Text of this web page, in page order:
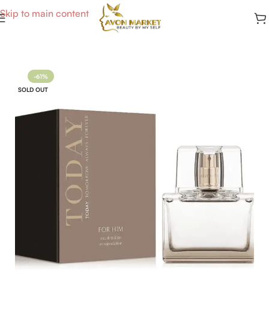
Skip to main content
Parfums Homme
-61%
SOLD OUT